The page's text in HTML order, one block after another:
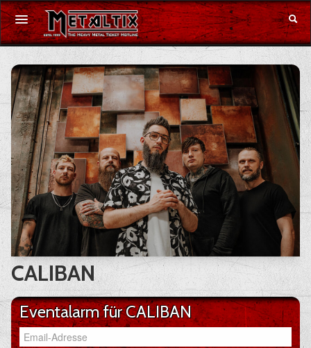
Konzerte
Festivals
Gutschein
Merchandise
DE|EN
Anmelden
CALIBAN
Eventalarm für CALIBAN
Email-Adresse